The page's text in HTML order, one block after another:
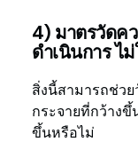
4) มาตรวัดค
ดำเนินการ ไ
สิ่งนี้สามารถช่วย
กระจายที่กว้างขึ้
ขึ้นหรือไม่